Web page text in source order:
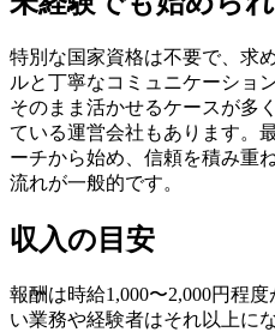
特別な国家資格は不要で、求
ルと丁寧なコミュニケーショ
そのまま活かせるケースが多
ている運営会社もあります。
ーチから始め、信頼を積み重
流れが一般的です。
収入の目安
報酬は時給1,000〜2,000円程
い業務や経験者はそれ以上に